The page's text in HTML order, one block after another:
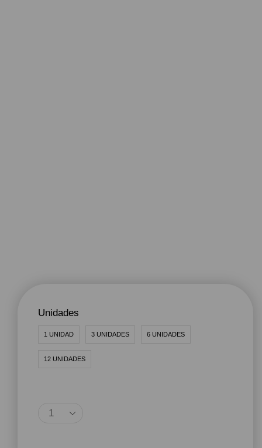
Unidades
1 UNIDAD 3 UNIDADES 6 UNIDADES
12 UNIDADES